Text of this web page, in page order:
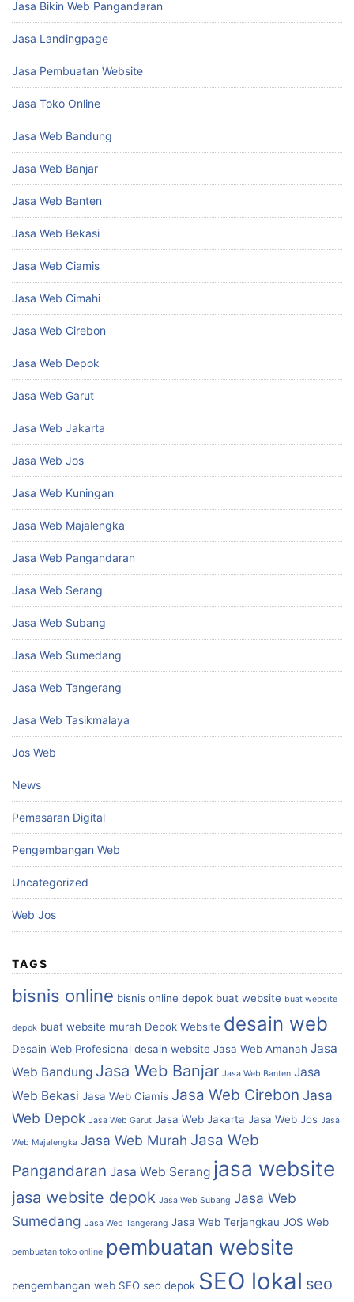
Jasa Bikin Web Pangandaran
Jasa Landingpage
Jasa Pembuatan Website
Jasa Toko Online
Jasa Web Bandung
Jasa Web Banjar
Jasa Web Banten
Jasa Web Bekasi
Jasa Web Ciamis
Jasa Web Cimahi
Jasa Web Cirebon
Jasa Web Depok
Jasa Web Garut
Jasa Web Jakarta
Jasa Web Jos
Jasa Web Kuningan
Jasa Web Majalengka
Jasa Web Pangandaran
Jasa Web Serang
Jasa Web Subang
Jasa Web Sumedang
Jasa Web Tangerang
Jasa Web Tasikmalaya
Jos Web
News
Pemasaran Digital
Pengembangan Web
Uncategorized
Web Jos
TAGS
bisnis online bisnis online depok buat website buat website
depok buat website murah Depok Website desain web
Desain Web Profesional desain website Jasa Web Amanah Jasa
Web Bandung Jasa Web Banjar Jasa Web Banten Jasa
Web Bekasi Jasa Web Ciamis Jasa Web Cirebon Jasa
Web Depok Jasa Web Garut Jasa Web Jakarta Jasa Web Jos Jasa
Web Majalengka Jasa Web Murah Jasa Web
Pangandaran Jasa Web Serang jasa website
jasa website depok Jasa Web Subang Jasa Web
Sumedang Jasa Web Tangerang Jasa Web Terjangkau JOS Web
pembuatan toko online pembuatan website
pengembangan web SEO seo depok SEO lokal seo